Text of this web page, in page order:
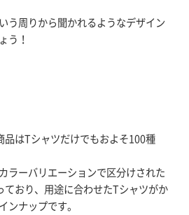
う周りから聞かれるようなデザイン
う！
品はTシャツだけでもおよそ100種
ラーバリエーションで区分けされた
ており、用途に合わせたTシャツがか
ンナップです。